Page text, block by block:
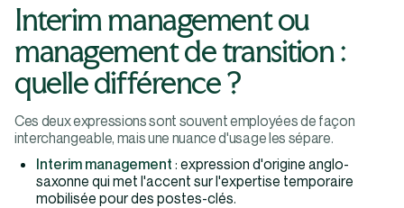
Interim management ou
management de transition :
quelle différence ?
Ces deux expressions sont souvent employées de façon
interchangeable, mais une nuance d'usage les sépare.
Interim management : expression d'origine anglo-
saxonne qui met l'accent sur l'expertise temporaire
mobilisée pour des postes-clés.